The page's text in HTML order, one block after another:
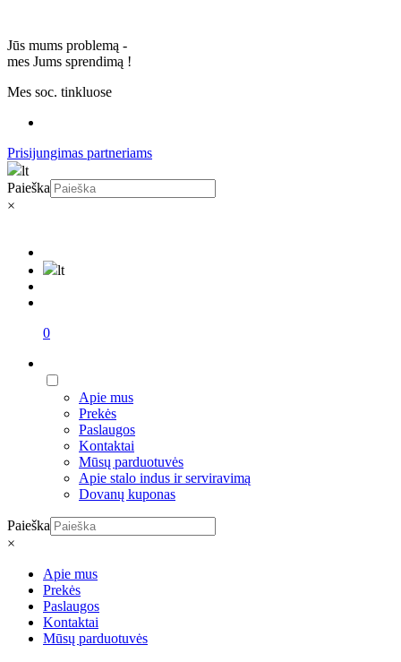
Jūs mums problemą -
mes Jums sprendimą !
Mes soc. tinkluose
Prisijungimas partneriams
lt
Paieška
×
lt
0
Apie mus
Prekės
Paslaugos
Kontaktai
Mūsų parduotuvės
Apie stalo indus ir serviravimą
Dovanų kuponas
Paieška
×
Apie mus
Prekės
Paslaugos
Kontaktai
Mūsų parduotuvės